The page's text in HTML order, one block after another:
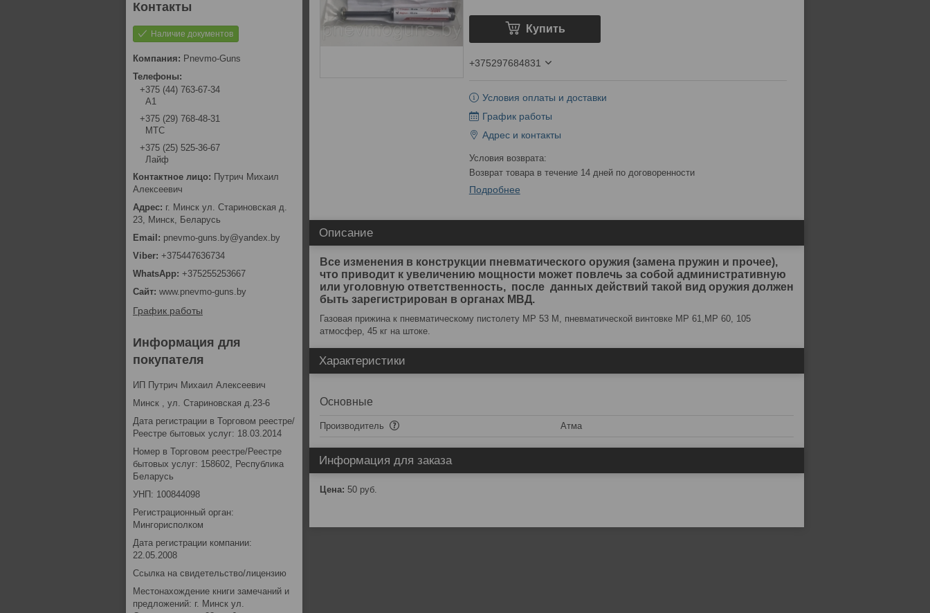
Купить
+375297684831
Условия оплаты и доставки
График работы
Адрес и контакты
возврат товара в течение 14 дней по договоренности
Подробнее
Описание
Все изменения в конструкции пневматического оружия (замена пружин и прочее),
что приводит к увеличению мощности может повлечь за собой административную
или уголовную ответственность, после данных действий такой вид оружия должен
быть зарегистрирован в органах МВД.
Газовая прижина к пневматическому пистолету МР 53 М, пневматической винтовке МР 61,МР 60, 105
атмосфер, 45 кг на штоке.
Характеристики
Основные
Производитель Атма
Информация для заказа
Цена: 50 руб.
Наличие документов
Pnevmo-Guns
+375 (44) 763-67-34
А1
+375 (29) 768-48-31
МТС
+375 (25) 525-36-67
Лайф
Путрич Михаил
Алексеевич
г. Минск ул. Стариновская д.
23, Минск, Беларусь
pnevmo-guns.by@yandex.by
+375447636734
+375255253667
www.pnevmo-guns.by
График работы
Информация для
покупателя
ИП Путрич Михаил Алексеевич
Минск , ул. Стариновская д.23-6
Дата регистрации в Торговом реестре/
Реестре бытовых услуг: 18.03.2014
Номер в Торговом реестре/Реестре
бытовых услуг: 158602, Республика
Беларусь
УНП: 100844098
Регистрационный орган:
Мингорисполком
Дата регистрации компании:
22.05.2008
Ссылка на свидетельство/лицензию
Местонахождение книги замечаний и
предложений: г. Минск ул.